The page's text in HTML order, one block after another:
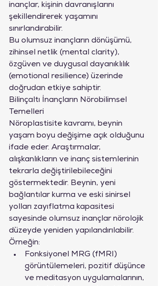
inançlar, kişinin davranışlarını
şekillendirerek yaşamını
sınırlandırabilir.
Bu olumsuz inançların dönüşümü,
zihinsel netlik (mental clarity),
özgüven ve duygusal dayanıklılık
(emotional resilience) üzerinde
doğrudan etkiye sahiptir.
Bilinçaltı İnançların Nörobilimsel
Temelleri
Nöroplastisite kavramı, beynin
yaşam boyu değişime açık olduğunu
ifade eder. Araştırmalar,
alışkanlıkların ve inanç sistemlerinin
tekrarla değiştirilebileceğini
göstermektedir. Beynin, yeni
bağlantılar kurma ve eski sinirsel
yolları zayıflatma kapasitesi
sayesinde olumsuz inançlar nörolojik
düzeyde yeniden yapılandırılabilir.
Örneğin:
Fonksiyonel MRG (fMRI)
görüntülemeleri, pozitif düşünce
ve meditasyon uygulamalarının,